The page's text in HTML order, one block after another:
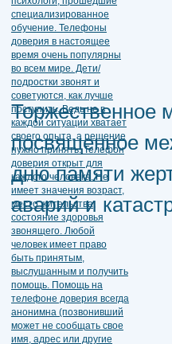
Торжественное
посвященное
дню памяти
аварий и